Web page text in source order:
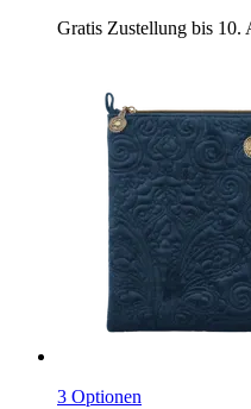
Gratis Zustellung bis 10.
3 Optionen